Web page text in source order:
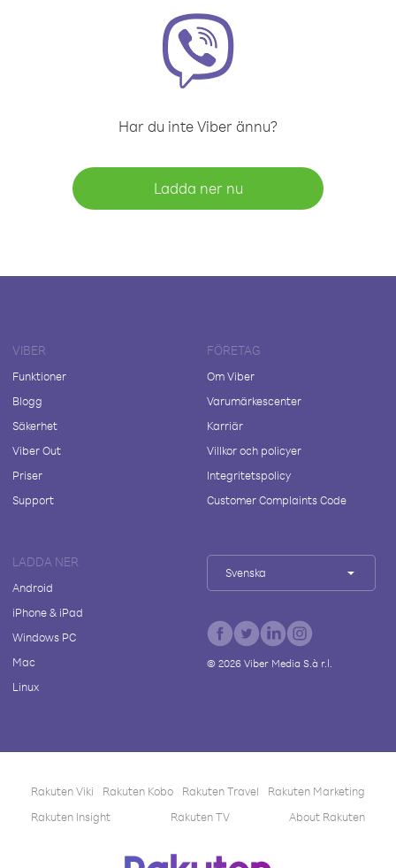
Har du inte Viber ännu?
Ladda ner nu
VIBER
Funktioner
Blogg
Säkerhet
Viber Out
Priser
Support
FÖRETAG
Om Viber
Varumärkescenter
Karriär
Villkor och policyer
Integritetspolicy
Customer Complaints Code
LADDA NER
Android
iPhone & iPad
Windows PC
Mac
Linux
Svenska
© 2026Viber Media S.à r.l.
Rakuten Viki Rakuten Kobo Rakuten Travel
Rakuten Marketing
Rakuten Insight
Rakuten TV About Rakuten